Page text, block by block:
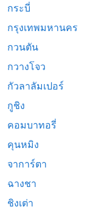
กระบี่
กรุงเทพมหานคร
กวนตัน
กวางโจว
กัวลาลัมเปอร์
กูชิง
คอมบาทอรี่
คุนหมิง
จาการ์ตา
ฉางชา
ชิงเต่า